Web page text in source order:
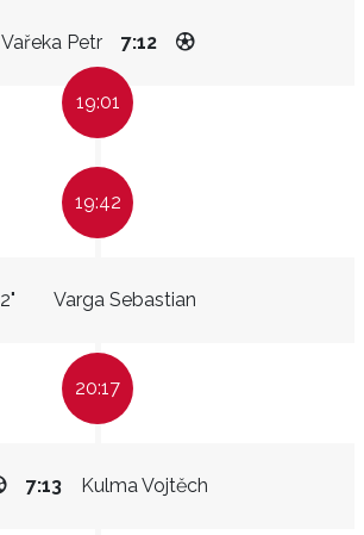
Vařeka Petr 7:12
19:01
19:42
Varga Sebastian
2"
20:17
Kulma Vojtěch
7:13